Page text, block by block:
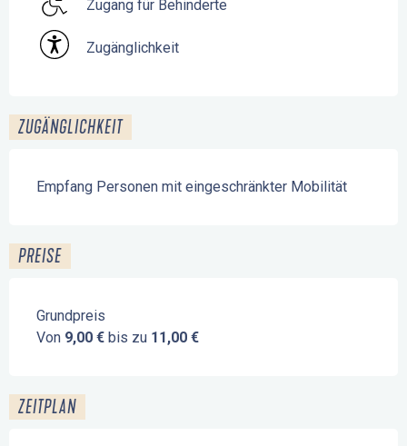
Zugang für Behinderte
Zugänglichkeit
ZUGÄNGLICHKEIT
Empfang Personen mit eingeschränkter Mobilität
PREISE
Grundpreis
Von 9,00 € bis zu 11,00 €
ZEITPLAN